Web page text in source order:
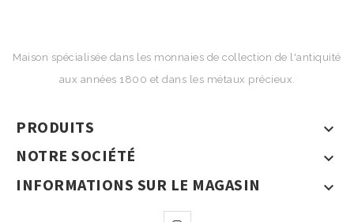
Maison spécialisée dans les monnaies de collection de l'antiquité
aux années 1800 et dans les métaux précieux.
PRODUITS 
NOTRE SOCIÉTÉ 
INFORMATIONS SUR LE MAGASIN 